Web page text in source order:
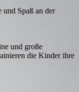
Spaß an der
und große
die Kinder ihre